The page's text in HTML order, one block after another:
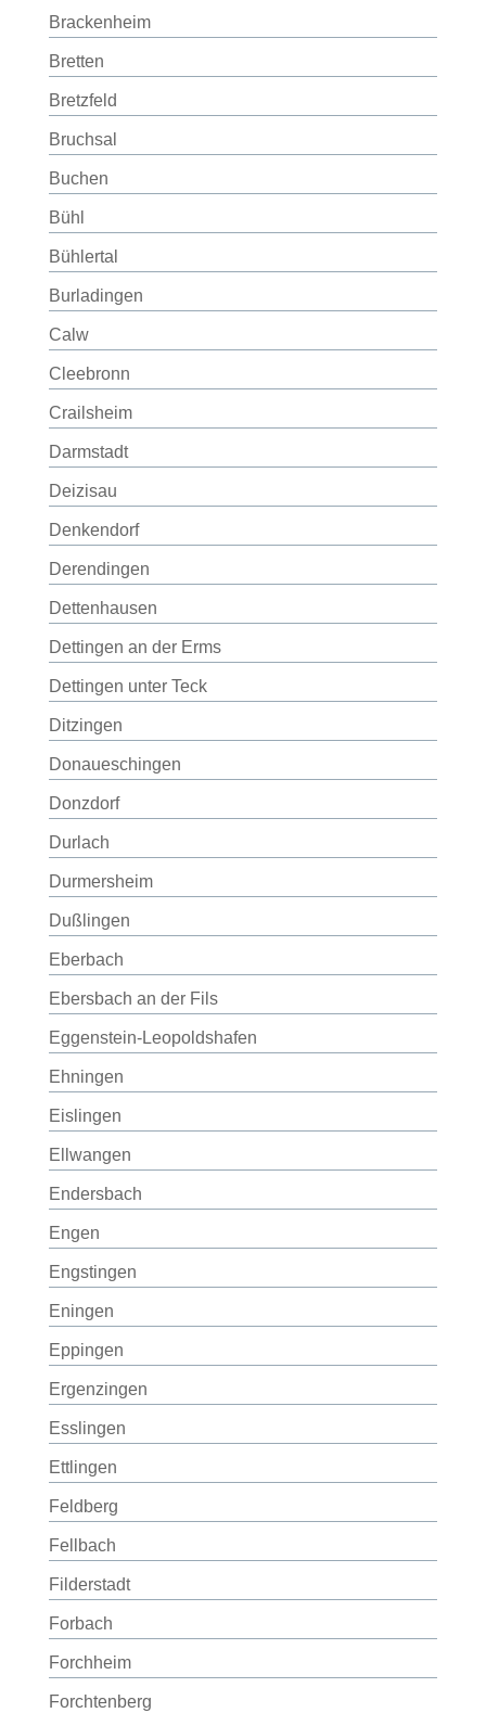
Brackenheim
Bretten
Bretzfeld
Bruchsal
Buchen
Bühl
Bühlertal
Burladingen
Calw
Cleebronn
Crailsheim
Darmstadt
Deizisau
Denkendorf
Derendingen
Dettenhausen
Dettingen an der Erms
Dettingen unter Teck
Ditzingen
Donaueschingen
Donzdorf
Durlach
Durmersheim
Dußlingen
Eberbach
Ebersbach an der Fils
Eggenstein-Leopoldshafen
Ehningen
Eislingen
Ellwangen
Endersbach
Engen
Engstingen
Eningen
Eppingen
Ergenzingen
Esslingen
Ettlingen
Feldberg
Fellbach
Filderstadt
Forbach
Forchheim
Forchtenberg